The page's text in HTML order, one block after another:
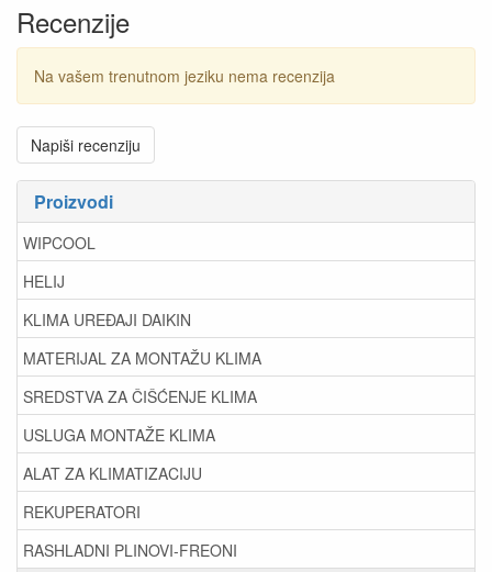
Recenzije
Na vašem trenutnom jeziku nema recenzija
Napiši recenziju
Proizvodi
WIPCOOL
HELIJ
KLIMA UREĐAJI DAIKIN
MATERIJAL ZA MONTAŽU KLIMA
SREDSTVA ZA ČIŠĆENJE KLIMA
USLUGA MONTAŽE KLIMA
ALAT ZA KLIMATIZACIJU
REKUPERATORI
RASHLADNI PLINOVI-FREONI